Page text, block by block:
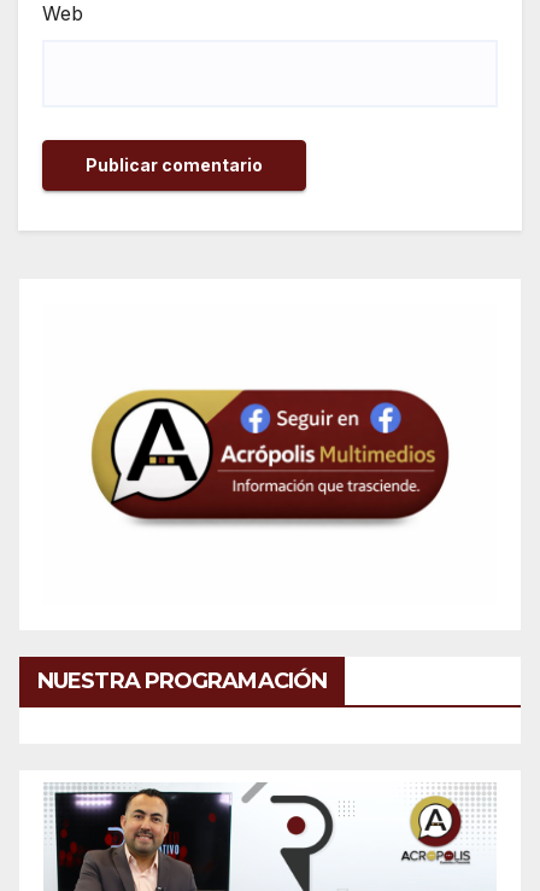
Web
NUESTRA PROGRAMACIÓN